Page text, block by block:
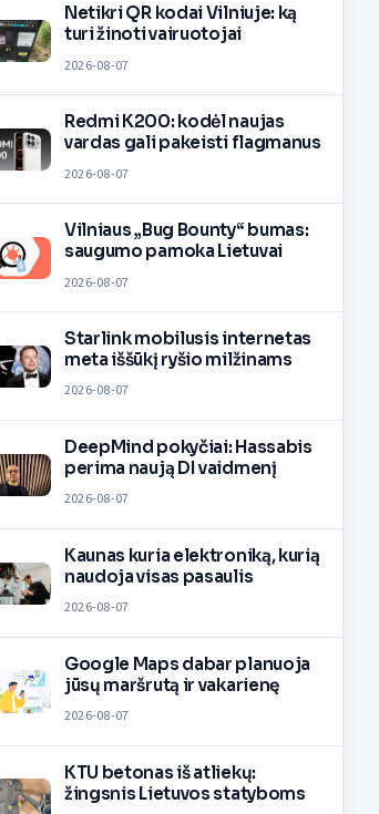
Netikri QR kodai Vilniuje: ką
turi žinoti vairuotojai
2026-08-07
Redmi K200: kodėl naujas
vardas gali pakeisti flagmanus
2026-08-07
Vilniaus „Bug Bounty“ bumas:
saugumo pamoka Lietuvai
2026-08-07
Starlink mobilusis internetas
meta iššūkį ryšio milžinams
2026-08-07
DeepMind pokyčiai: Hassabis
perima naują DI vaidmenį
2026-08-07
Kaunas kuria elektroniką, kurią
naudoja visas pasaulis
2026-08-07
Google Maps dabar planuoja
jūsų maršrutą ir vakarienę
2026-08-07
KTU betonas iš atliekų:
žingsnis Lietuvos statyboms